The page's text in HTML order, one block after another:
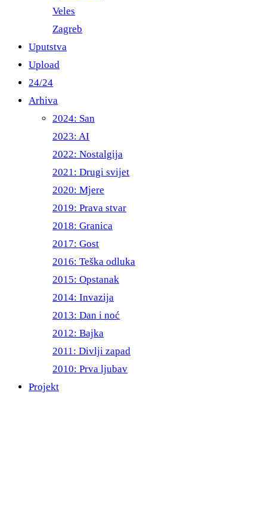
Veles
Zagreb
Uputstva
Upload
24/24
Arhiva
2024: San
2023: AI
2022: Nostalgija
2021: Drugi svijet
2020: Mjere
2019: Prava stvar
2018: Granica
2017: Gost
2016: Teška odluka
2015: Opstanak
2014: Invazija
2013: Dan i noć
2012: Bajka
2011: Divlji zapad
2010: Prva ljubav
Projekt